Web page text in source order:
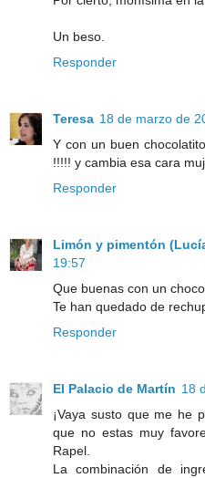
Un beso.
Responder
Teresa 18 de marzo de
Y con un buen
!!!!! y cambia esa cara
Responder
Limón y pimentón
19:57
Que buenas con un
Te han quedado de
Responder
El Palacio de Martín 18
¡Vaya susto que me he
que no estas muy
Rapel.
La combinación de